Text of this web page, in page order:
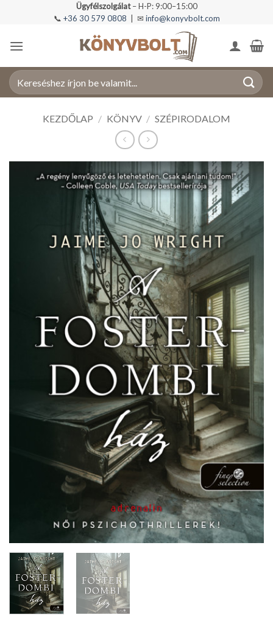
Ügyfélszolgálat– H-P: 9:00–15:00
📞 +36 30 579 0808 | ✉ info@konyvbolt.com
Keresés
a
KEZDŐLAP / KÖNYV / SZÉPIRODALOM